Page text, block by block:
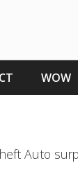
WOW
Auto